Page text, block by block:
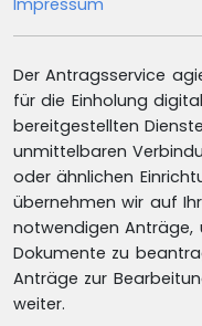
Impressum
Der Antragsservice
für die Einholung
bereitgestellten
unmittelbaren
oder ähnlichen
übernehmen wir auf
notwendigen Anträge,
Dokumente zu
Anträge zur
weiter.